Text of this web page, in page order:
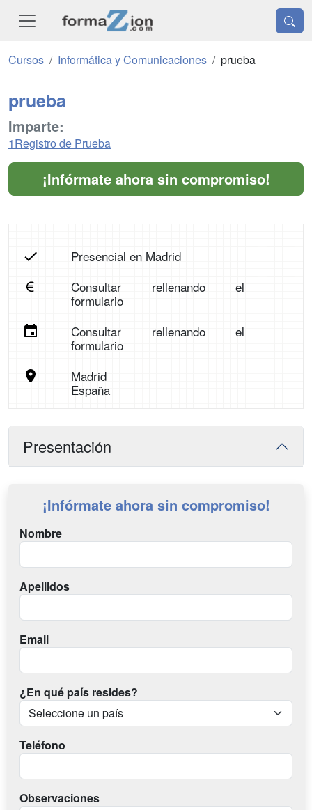
Cursos Informática y Comunicaciones prueba
prueba
Imparte:
1Registro de Prueba
¡Infórmate ahora sin compromiso!
Presencial en Madrid
Consultar rellenando el
formulario
Consultar rellenando el
formulario
Madrid
España
Presentación
¡Infórmate ahora sin compromiso!
Nombre
Apellidos
Email
¿En qué país resides?
Teléfono
Observaciones